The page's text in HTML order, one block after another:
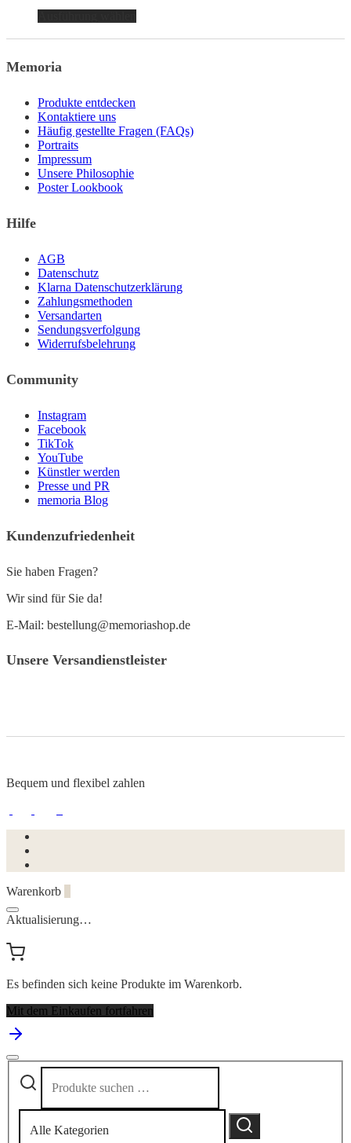
Dieses
Produkt
weist
können
auf
Memoria
Produkte entdecken
Kontaktiere uns
Häufig gestellte Fragen (FAQs)
Portraits
Impressum
Unsere Philosophie
Poster Lookbook
Hilfe
AGB
Datenschutz
Klarna Datenschutzerklärung
Zahlungsmethoden
Versandarten
Sendungsverfolgung
Widerrufsbelehrung
Community
Instagram
Facebook
TikTok
YouTube
Künstler werden
Presse und PR
memoria Blog
Kundenzufriedenheit
Sie haben Fragen?
Wir sind für Sie da!
E-Mail: bestellung@memoriashop.de
Unsere Versandienstleister
Bequem und flexibel zahlen
Warenkorb
Aktualisierung…
Es befinden sich keine Produkte im Warenkorb.
Mit dem Einkaufen fortfahren
Suchen
nach:
Suchen